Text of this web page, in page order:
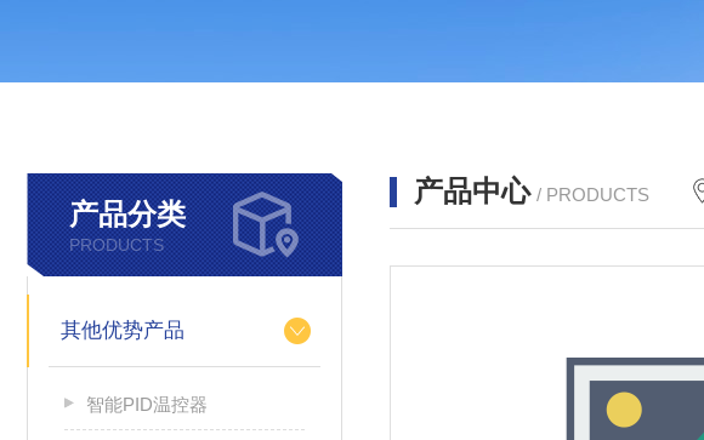
产品分类
PRODUCTS
其他优势产品
智能PID温控器
产品中心 / PRODUCTS